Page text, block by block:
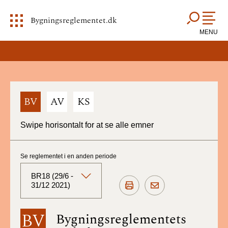
Bygningsreglementet.dk
MENU
BV AV KS
Swipe horisontalt for at se alle emner
BV Bygningsreglementets
Se reglementet i en anden periode
BR18 (29/6 -
31/12 2021)
BR18 (Aktuelt)